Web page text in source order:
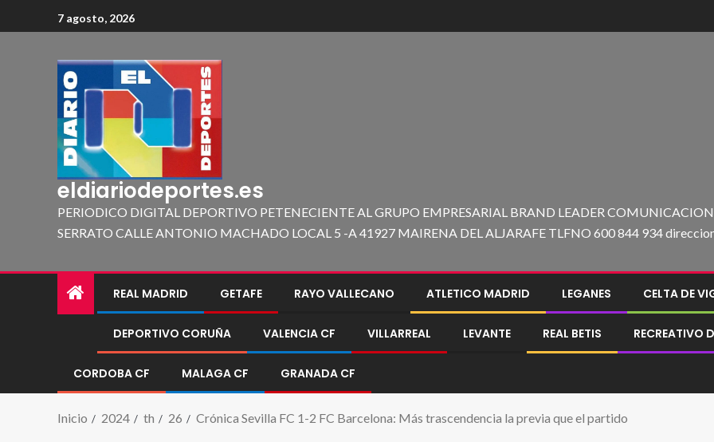
7 agosto, 2026
eldiariodeportes.es
PERIODICO DIGITAL DEPORTIVO PETENECIENTE AL GRUPO EMPRESARIAL BRAND LEADER
SERRATO CALLE ANTONIO MACHADO LOCAL 5 -A 41927 MAIRENA DEL ALJARAFE TLFNO 600 844 934
REAL MADRID GETAFE RAYO VALLECANO ATLETICO MADRID LEGANES CELTA DE
DEPORTIVO CORUÑA VALENCIA CF VILLARREAL LEVANTE REAL BETIS RECREATIVO
CORDOBA CF MALAGA CF GRANADA CF
Inicio 2024 th 26 Crónica Sevilla FC 1-2 FC Barcelona: Más trascendencia la previa que el partido